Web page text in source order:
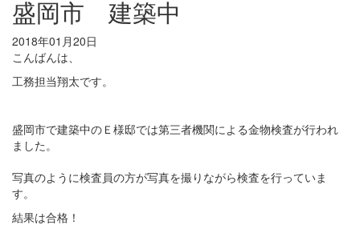
盛岡市 建築中
2018年01月20日
こんばんは、
工務担当翔太です。
盛岡市で建築中のＥ様邸では第三者機関による金物検査が行われ
ました。
写真のように検査員の方が写真を撮りながら検査を行っていま
す。
結果は合格！